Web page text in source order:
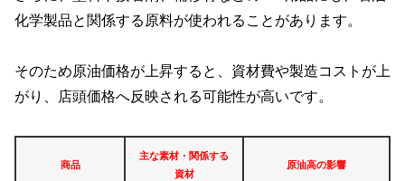
化学製品と関係する原料が使われることがあります。
そのため原油価格が上昇すると、資材費や製造コストが上
がり、店頭価格へ反映される可能性が高いです。
商品
主な素材・関係する
資材
原油高の影響